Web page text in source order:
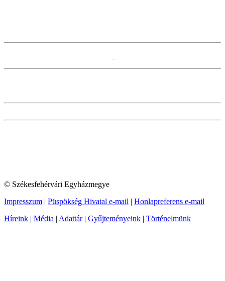
© Székesfehérvári Egyházmegye
Impresszum | Püspökség Hivatal e-mail | Honlapreferens e-mail
Híreink | Média | Adattár| Gyűjteményeink | Történelmünk